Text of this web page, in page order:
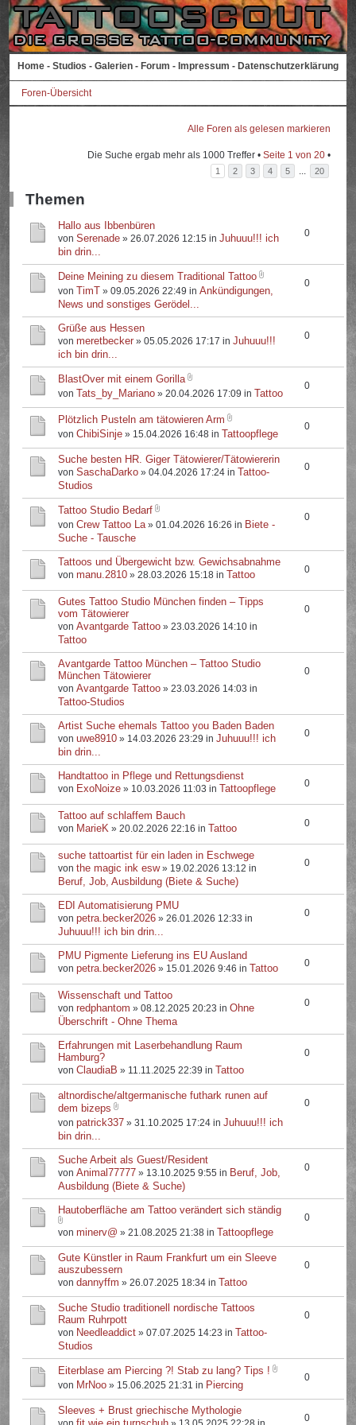
Home - Studios - Galerien - Forum - Impressum - Datenschutzerklärung
Foren-Übersicht
Alle Foren als gelesen markieren
Die Suche ergab mehr als 1000 Treffer • Seite 1 von 20•
1 2 3 4 5 ... 20
Themen
Hallo aus Ibbenbüren
vonSerenade » 26.07.2026 12:15 inJuhuuu!!! ich
bin drin...
0
Deine Meining zu diesem Traditional Tattoo
von TimT » 09.05.2026 22:49 inAnkündigungen,
News und sonstiges Gerödel...
0
Grüße aus Hessen
vonmeretbecker » 05.05.2026 17:17 inJuhuuu!!!
ich bin drin...
0
BlastOver mit einem Gorilla
von Tats_by_Mariano » 20.04.2026 17:09 in Tattoo
0
Plötzlich Pusteln am tätowieren Arm
vonChibiSinje » 15.04.2026 16:48 in Tattoopflege
0
Suche besten HR. Giger Tätowierer/Tätowiererin
vonSaschaDarko » 04.04.2026 17:24 in Tattoo-
Studios
0
Tattoo Studio Bedarf
vonCrew Tattoo La» 01.04.2026 16:26 in Biete -
Suche - Tausche
0
Tattoos und Übergewicht bzw. Gewichsabnahme
vonmanu.2810 » 28.03.2026 15:18 in Tattoo 0
Gutes Tattoo Studio München finden – Tipps
vom Tätowierer
vonAvantgarde Tattoo » 23.03.2026 14:10 in
Tattoo
0
Avantgarde Tattoo München – Tattoo Studio
München Tätowierer
vonAvantgarde Tattoo » 23.03.2026 14:03 in
Tattoo-Studios
0
Artist Suche ehemals Tattoo you Baden Baden
vonuwe8910 » 14.03.2026 23:29 inJuhuuu!!! ich
bin drin...
0
Handtattoo in Pflege und Rettungsdienst
von ExoNoize » 10.03.2026 11:03 in Tattoopflege 0
Tattoo auf schlaffem Bauch
von MarieK » 20.02.2026 22:16 in Tattoo 0
suche tattoartist für ein laden in Eschwege
vonthe magic ink esw» 19.02.2026 13:12 in
Beruf, Job, Ausbildung (Biete & Suche)
0
EDI Automatisierung PMU
vonpetra.becker2026 » 26.01.2026 12:33 in
Juhuuu!!! ich bin drin...
0
PMU Pigmente Lieferung ins EU Ausland
vonpetra.becker2026 » 15.01.2026 9:46 in Tattoo 0
Wissenschaft und Tattoo
vonredphantom » 08.12.2025 20:23 inOhne
Überschrift - Ohne Thema
0
Erfahrungen mit Laserbehandlung Raum
Hamburg?
vonClaudiaB » 11.11.2025 22:39 in Tattoo
0
altnordische/altgermanische futhark runen auf
dem bizeps
vonpatrick337 » 31.10.2025 17:24 inJuhuuu!!! ich
bin drin...
0
Suche Arbeit als Guest/Resident
vonAnimal77777 » 13.10.2025 9:55 in Beruf, Job,
Ausbildung (Biete & Suche)
0
Hautoberfläche am Tattoo verändert sich ständig
vonminerv@ » 21.08.2025 21:38 in Tattoopflege
0
Gute Künstler in Raum Frankfurt um ein Sleeve
auszubessern
vondannyffm » 26.07.2025 18:34 in Tattoo
0
Suche Studio traditionell nordische Tattoos
Raum Ruhrpott
von Needleaddict » 07.07.2025 14:23 in Tattoo-
Studios
0
Eiterblase am Piercing ?! Stab zu lang? Tips !
von MrNoo » 15.06.2025 21:31 in Piercing
0
Sleeves + Brust griechische Mythologie
0